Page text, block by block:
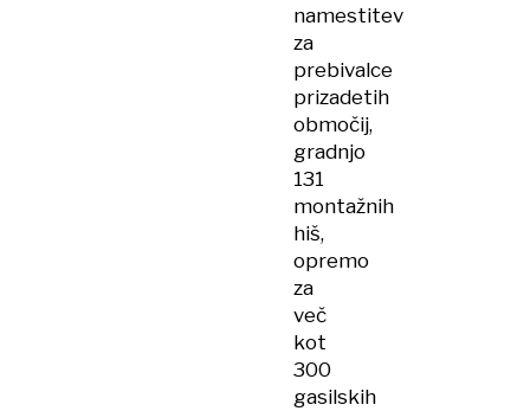
namestitev
za
prebivalce
prizadetih
območij,
gradnjo
131
montažnih
hiš,
opremo
za
več
kot
300
gasilskih